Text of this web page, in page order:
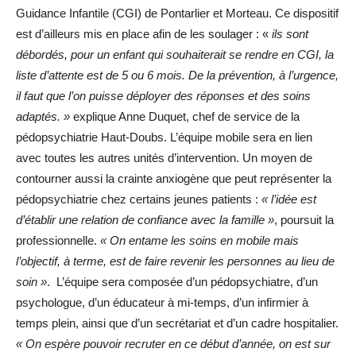
Guidance Infantile (CGI) de Pontarlier et Morteau. Ce dispositif
est d’ailleurs mis en place afin de les soulager : « ils sont
débordés, pour un enfant qui souhaiterait se rendre en CGI, la
liste d’attente est de 5 ou 6 mois. De la prévention, à l’urgence,
il faut que l’on puisse déployer des réponses et des soins
adaptés. » explique Anne Duquet, chef de service de la
pédopsychiatrie Haut-Doubs. L’équipe mobile sera en lien
avec toutes les autres unités d’intervention. Un moyen de
contourner aussi la crainte anxiogène que peut représenter la
pédopsychiatrie chez certains jeunes patients : « l’idée est
d’établir une relation de confiance avec la famille », poursuit la
professionnelle. « On entame les soins en mobile mais
l’objectif, à terme, est de faire revenir les personnes au lieu de
soin ». L’équipe sera composée d’un pédopsychiatre, d’un
psychologue, d’un éducateur à mi-temps, d’un infirmier à
temps plein, ainsi que d’un secrétariat et d’un cadre hospitalier.
« On espère pouvoir recruter en ce début d’année, on est sur